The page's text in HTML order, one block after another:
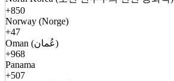
+850
Norway (Norge)
+47
Oman (عُمان)
+968
Panama
+507